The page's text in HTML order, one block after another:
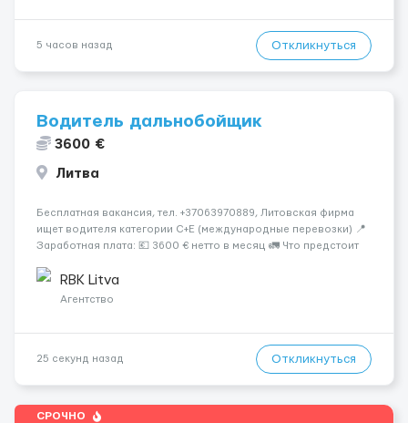
5 часов назад Откликнуться
Водитель дальнобойщик
3600 €
Литва
Бесплатная вакансия, тел. +37063970889, Литовская фирма
ищет водителя категории C+E (международные перевозки) 📍
Заработная плата: 💶 3600 € нетто в месяц 🚛 Что предстоит
рефрижераторах. В среднем 400–500 км в день. Погрузки и
разгрузки ...
RBK Litva
Агентство
25 секунд назад Откликнуться
СРОЧНО